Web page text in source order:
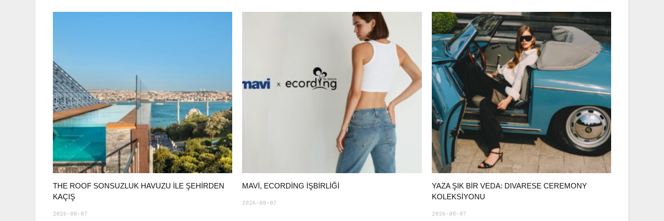
THE ROOF SONSUZLUK HAVUZU ILE ŞEHIRDEN
KAÇIŞ
2026-08-07
MAVI, ECORDING IŞBIRLIĞI
2026-08-07
YAZA ŞIK BIR VEDA: DIVARESE CEREMONY
KOLEKSIYONU
2026-08-07